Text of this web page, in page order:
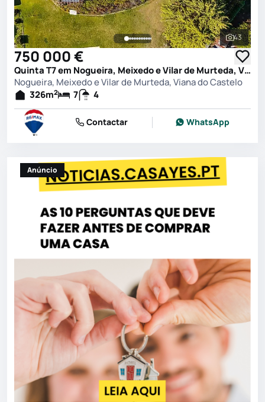
Ver
43
750 000 €
Quinta T7 em Nogueira, Meixedo e Vilar de Murteda, Viana do Castelo
Nogueira, Meixedo e Vilar de Murteda, Viana do Castelo
326m2 7 4
Contactar WhatsApp
Anúncio